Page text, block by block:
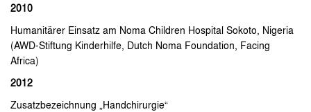
2010
Humanitärer Einsatz am Noma Children Hospital Sokoto, Nigeria
(AWD-Stiftung Kinderhilfe, Dutch Noma Foundation, Facing
Africa)
2012
Zusatzbezeichnung „Handchirurgie“